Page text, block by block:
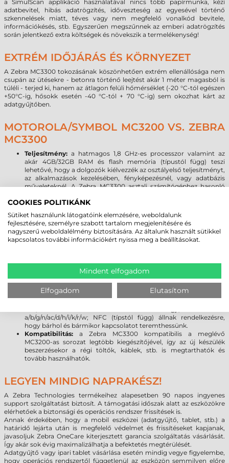
a SimulScan applikáció használatával nincs több papírmunka, kézi
adatbevitel, hibás adatrögzítés, időveszteség az egyesével történő
szkennelések miatt, téves vagy nem megfelelő vonalkód bevitele,
információkésés, stb. Egyszerűen megszűnnek az emberi adatrögzítés
során jelentkező extra költségek és növekszik a termelékenység!
EXTRÉM IDŐJÁRÁS ÉS KÖRNYEZET
A Zebra MC3300 tokozásának köszönhetően extrém ellenállósága nem
csupán az ütésekre - betonra történő leejtést akár 1 méter magasból is
túléli - terjed ki, hanem az átlagon felüli hőmérséklet (-20 °C-tól egészen
+50°C-ig, hősokk esetén -40 °C-tól + 70 °C-ig) sem okozhat kárt az
adatgyűjtőben.
MOTOROLA/SYMBOL MC3200 VS. ZEBRA
MC3300
Teljesítmény: a hatmagos 1,8 GHz-es processzor valamint az
akár 4GB/32GB RAM és flash memória (típustól függ) teszi
lehetővé, hogy a dolgozók kiélvezzék az osztályelső teljesítményt,
az alkalmazások kezelésében, fényképezésnél, vagy adatbázis
műveleteknél. A Zebra MC3300 asztali számítógéphez hasonló
alkalmazások esetén is.
Operációs rendszer:
2020-ban megszűnik a Microsoft Windows
mobil operációs rendszerek támogatása, így az új OS forradalmi
hullám már a 24 órába lépett. A Zebra MC3300 terminálon a
legújabb Android 7.0 rendszer lehetővé teszi, hogy a programok
kihasználják a legújabb fejlesztéseket, beleértve a fokozott
a Gorilla Glass kijelző növeli a szkenner tartósságát,
továbbá meggátolja a karcolások kialakulását. A sérülésekre
gyakorlatilag érzéketlen üveg törés vagy karcolódás nélkül
ellenáll a leggyakoribb leejtéseknek.
a/b/g/n/ac/d/h/i/k/r/w; NFC (típstól függ) állnak rendelkezésre,
hogy bárhol és bármikor kapcsolatot teremthessünk.
Kompatibilitás: a Zebra MC3300 kompatibilis a meglévő
MC3200-as sorozat legtöbb kiegészítőjével, így az új készülék
beszerzésekor a régi töltők, káblek, stb. is megtarthatók és
tovább használhatók.
LEGYEN MINDIG NAPRAKÉSZ!
A Zebra Technologies termékeihez alapesetben 90 napos ingyenes
support szolgáltatást biztosít. A támogatási időszak alatt az eszközökre
elérhetőek a biztonsági és operációs rendszer frissítések is.
Annak érdekében, hogy a mobil eszközei (adatgyűjtő, tablet, stb.) a
határidő lejárta után is megfelelő védelmet és frissítéseket kapjanak,
javasoljuk Zebra OneCare kiterjesztett garancia szolgáltatás vásárlását.
Így akár sok évig maximalizálhatja a befektetés megtérülését.
Adatgyűjtő vagy ipari tablet vásárlása esetén mindig vegye figyelembe,
hogy operációs rendszertől függetlenül az eszközön semmilyen előre
COOKIES POLITIKÁNK
Sütiket használunk látogatóink elemzésére, weboldalunk
fejlesztésére, személyre szabott tartalom megjelenítésére és
nagyszerű weboldalélmény biztosítására. Az általunk használt sütikkel
kapcsolatos további információkért nyissa meg a beállításokat.
Mindent elfogadom
Elfogadom Elutasítom